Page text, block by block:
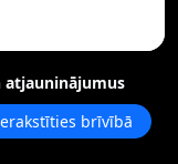
atjauninājumus
brīvībā